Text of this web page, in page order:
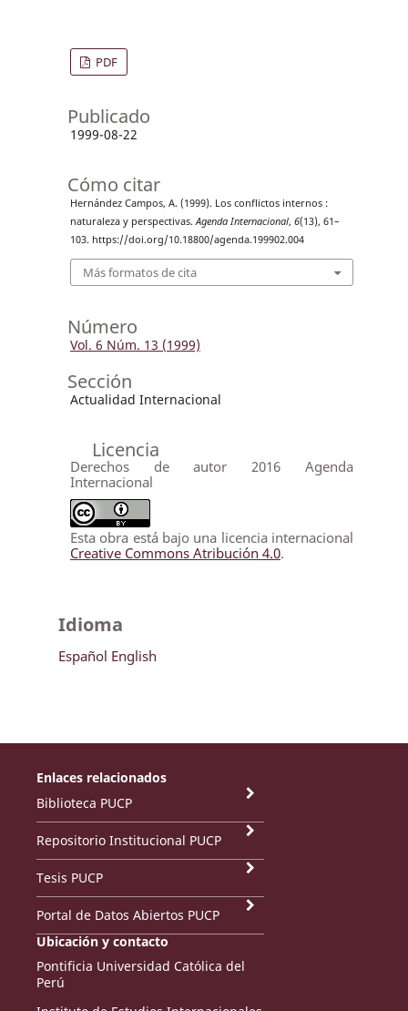
PDF
Publicado
1999-08-22
Cómo citar
Hernández Campos, A. (1999). Los conflictos internos :
naturaleza y perspectivas.Agenda Internacional, 6(13), 61–
103. https://doi.org/10.18800/agenda.199902.004
Más formatos de cita
Número
Vol. 6 Núm. 13 (1999)
Sección
Actualidad Internacional
Licencia
Derechos de autor 2016 Agenda
Internacional
Esta obra está bajo una licencia internacional
Creative Commons Atribución 4.0.
Idioma
Español English
Enlaces relacionados
Biblioteca PUCP
Repositorio Institucional PUCP
Tesis PUCP
Portal de Datos Abiertos PUCP
Ubicación y contacto
Pontificia Universidad Católica del
Perú